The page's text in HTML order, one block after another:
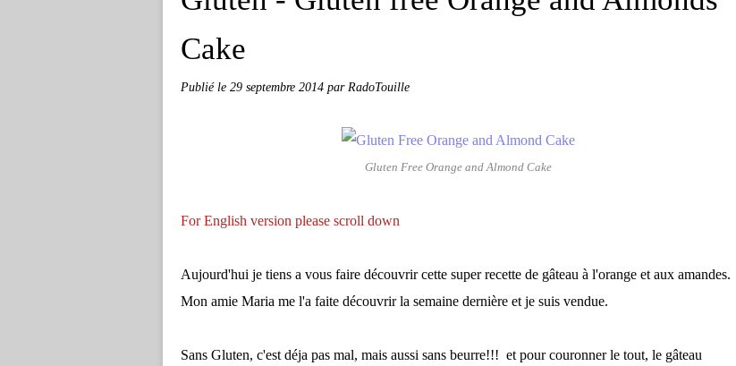
Cake
Publié le 29 septembre 2014 par RadoTouille
Gluten Free Orange and Almond Cake
For English version please scroll down
Aujourd'hui je tiens a vous faire découvrir cette super recette de gâteau à l'orange et aux amandes.
Mon amie Maria me l'a faite découvrir la semaine dernière et je suis vendue.
Sans Gluten, c'est déja pas mal, mais aussi sans beurre!!! et pour couronner le tout, le gâteau